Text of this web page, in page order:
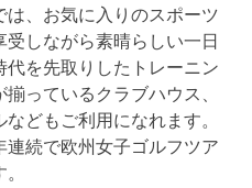
、お気に入りのスポーツ
しながら素晴らしい一日
を先取りしたトレーニン
っているクラブハウス、
どもご利用になれます。
連続で欧州女子ゴルフツア